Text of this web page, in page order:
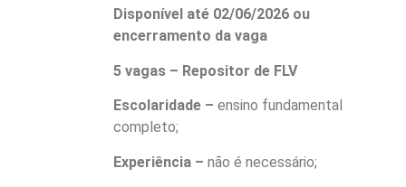
Disponível até 02/06/2026 ou
encerramento da vaga
5 vagas – Repositor de FLV
Escolaridade – ensino fundamental
completo;
Experiência – não é necessário;